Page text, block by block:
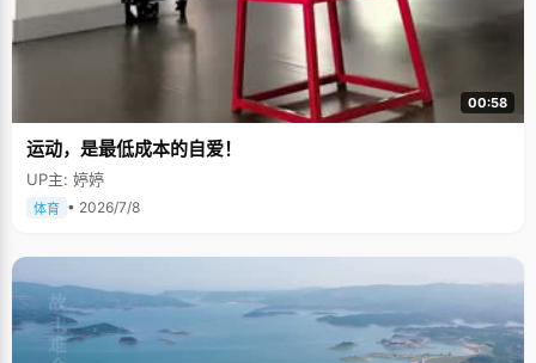
00:58
运动，是最低成本的自爱！
UP主: 婷婷
体育 • 2026/7/8